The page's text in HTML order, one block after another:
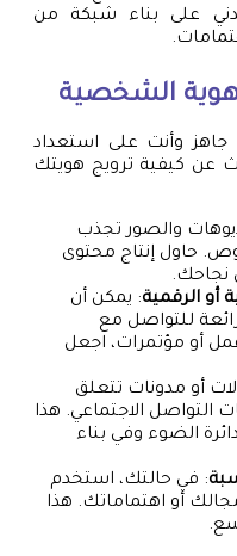
على بناء شبكة من
الشخصية
جاهز وأنت على استعداد
عن كيفية ترويج هويتك
والصور تجذب
حاول إنتاج محتوى
نجاحك.
أو الرقمية: يمكن أن
للتواصل مع
أو مؤتمرات، اجعل
أو مدونات تتعلق
التواصل الاجتماعي. هذا
الضوء وفي بناء
: في حالتك، استخدم
أو اهتماماتك. هذا